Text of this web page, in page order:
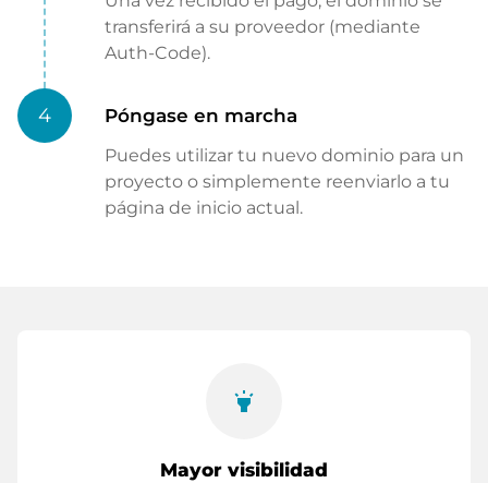
transferirá a su proveedor (mediante
Auth-Code).
4 Póngase en marcha
Puedes utilizar tu nuevo dominio para un
proyecto o simplemente reenviarlo a tu
página de inicio actual.
highlight
Mayor visibilidad